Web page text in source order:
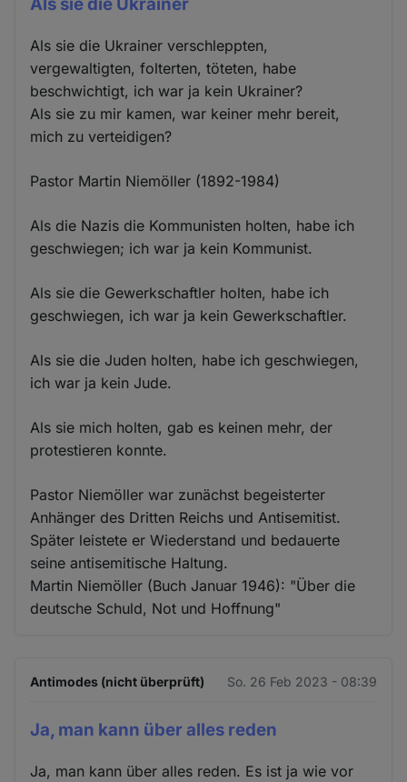
Als sie die Ukrainer
Als sie die Ukrainer verschleppten,
vergewaltigten, folterten, töteten, habe
beschwichtigt, ich war ja kein Ukrainer?
Als sie zu mir kamen, war keiner mehr bereit,
mich zu verteidigen?
Pastor Martin Niemöller (1892-1984)
Als die Nazis die Kommunisten holten, habe ich
geschwiegen; ich war ja kein Kommunist.
Als sie die Gewerkschaftler holten, habe ich
geschwiegen, ich war ja kein Gewerkschaftler.
Als sie die Juden holten, habe ich geschwiegen,
ich war ja kein Jude.
Als sie mich holten, gab es keinen mehr, der
protestieren konnte.
Pastor Niemöller war zunächst begeisterter
Anhänger des Dritten Reichs und Antisemitist.
Später leistete er Wiederstand und bedauerte
seine antisemitische Haltung.
Martin Niemöller (Buch Januar 1946): "Über die
deutsche Schuld, Not und Hoffnung"
Antimodes (nicht überprüft) So. 26 Feb 2023 - 08:39
Ja, man kann über alles reden
Ja, man kann über alles reden. Es ist ja wie vor